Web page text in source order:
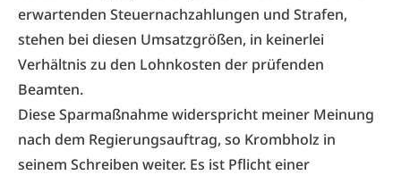
erwartenden Steuernachzahlungen und Strafen,
stehen bei diesen Umsatzgrößen, in keinerlei
Verhältnis zu den Lohnkosten der prüfenden
Beamten.
Diese Sparmaßnahme widerspricht meiner Meinung
nach dem Regierungsauftrag, so Krombholz in
seinem Schreiben weiter. Es ist Pflicht einer